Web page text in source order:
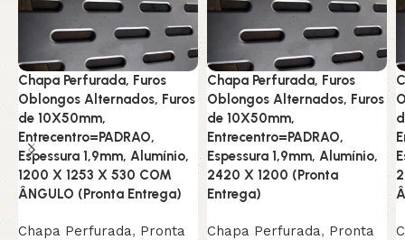
Chapa Perfurada, Furos
Oblongos Alternados, Furos
de 10X50mm,
Entrecentro=PADRAO,
Espessura 1,9mm, Alumínio,
1200 X 1253 X 530 COM
ÂNGULO (Pronta Entrega)
Chapa Perfurada, Pronta
Chapa Perfurada, Furos
Oblongos Alternados, Furos
de 10X50mm,
Entrecentro=PADRAO,
Espessura 1,9mm, Alumínio,
2420 X 1200 (Pronta
Entrega)
Chapa Perfurada, Pronta